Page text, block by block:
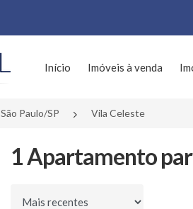
Início Imóveis à venda
São Paulo/SP Vila Celeste
1 Apartamento
Ordenar por